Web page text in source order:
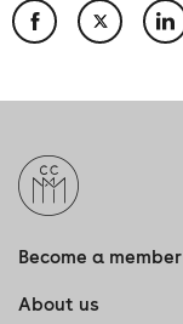
Become a member
About us